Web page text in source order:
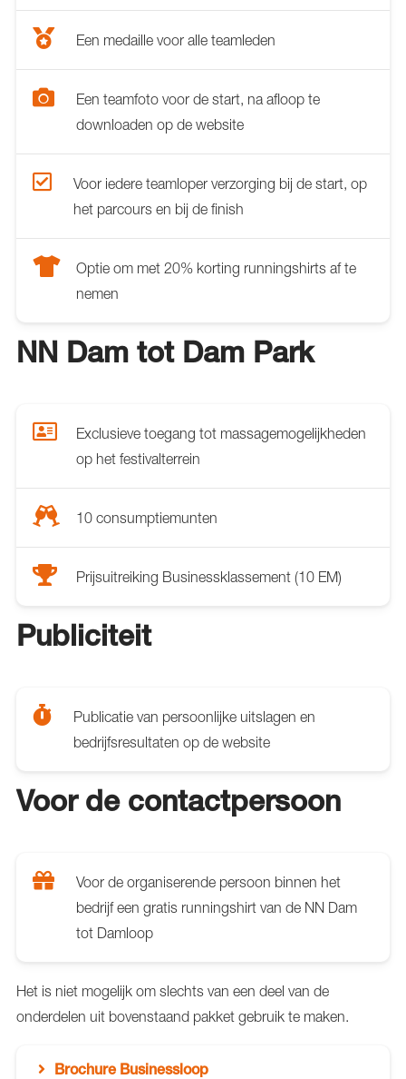
Een medaille voor alle teamleden
Een teamfoto voor de start, na afloop te
downloaden op de website
Voor iedere teamloper verzorging bij de start, op
het parcours en bij de finish
Optie om met 20% korting runningshirts af te
nemen
NN Dam tot Dam Park
Exclusieve toegang tot massagemogelijkheden
op het festivalterrein
10 consumptiemunten
Prijsuitreiking Businessklassement (10 EM)
Publiciteit
Publicatie van persoonlijke uitslagen en
bedrijfsresultaten op de website
Voor de contactpersoon
Voor de organiserende persoon binnen het
bedrijf een gratis runningshirt van de NN Dam
tot Damloop
Het is niet mogelijk om slechts van een deel van de
onderdelen uit bovenstaand pakket gebruik te maken.
Brochure Businessloop